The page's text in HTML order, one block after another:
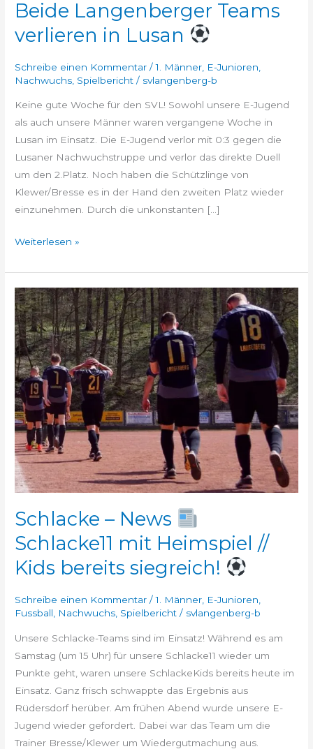
Beide Langenberger Teams
verlieren in Lusan
Schreibe einen Kommentar /1. Männer E-Junioren
Nachwuchs Spielbericht / svlangenberg-b
Keine gute Woche für den SVL! Sowohl unsere E-Jugend
als auch unsere Männer waren vergangene Woche in
Lusan im Einsatz. Die E-Jugend verlor mit 0:3 gegen die
Lusaner Nachwuchstruppe und verlor das direkte Duell
um den 2.Platz. Noch haben die Schützlinge von
Klewer/Bresse es in der Hand den zweiten Platz wieder
einzunehmen. Durch die unkonstanten […]
Weiterlesen »
Schlacke – News
Schlacke11 mit Heimspiel //
Kids bereits siegreich!
Schreibe einen Kommentar /1. Männer E-Junioren
Fussball
Nachwuchs Spielbericht / svlangenberg-b
Unsere Schlacke-Teams sind im Einsatz! Während es am
Samstag (um 15 Uhr) für unsere Schlacke11 wieder um
Punkte geht, waren unsere SchlackeKids bereits heute im
Einsatz. Ganz frisch schwappte das Ergebnis aus
Rüdersdorf herüber. Am frühen Abend wurde unsere E-
Jugend wieder gefordert. Dabei war das Team um die
Trainer Bresse/Klewer um Wiedergutmachung aus.
Schlacke
–
News
Schlacke11
mit
Heimspiel
//
Kids
bereits
siegreich!